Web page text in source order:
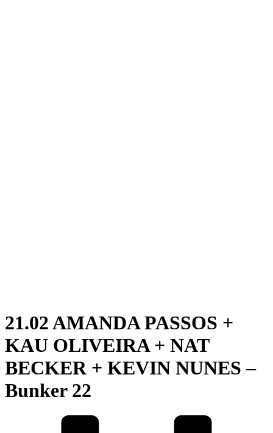
21.02 AMANDA PASSOS +
KAU OLIVEIRA + NAT
BECKER + KEVIN NUNES –
Bunker 22